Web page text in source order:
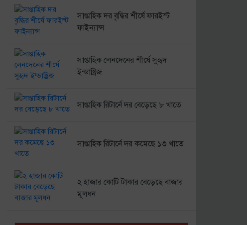
সাপ্তাহিক দর বৃদ্ধির শীর্ষে ফারইস্ট
ফাইন্যান্স
সাপ্তাহিক লেনদেনের শীর্ষে সুহৃদ
ইন্ডাষ্ট্রিজ
সাপ্তাহিক রিটার্নে দর বেড়েছে ৮ খাতে
সাপ্তাহিক রিটার্নে দর কমেছে ১৩ খাতে
২ হাজার কোটি টাকার বেড়েছে বাজার
মূলধন